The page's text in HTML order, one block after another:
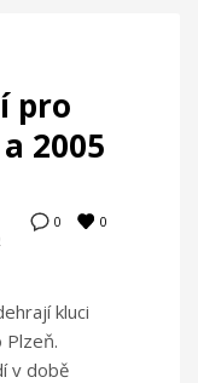
pro
2005
0 0
kluci
Plzeň.
v době